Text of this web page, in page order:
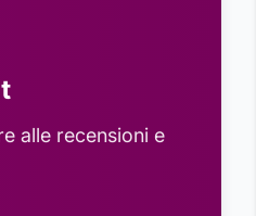
alle recensioni e